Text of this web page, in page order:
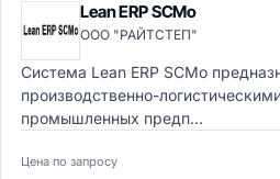
Lean ERP SCMo
ООО "РАЙТСТЕП"
Система Lean ERP SCMo
производственно-
промышленных предп...
Цена по запросу